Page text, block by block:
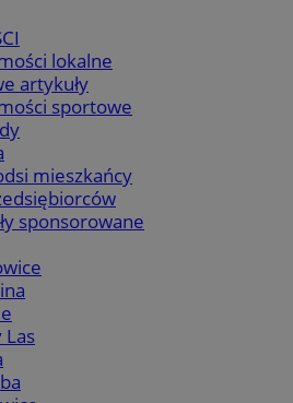
lokalne
artykuły
sportowe
mieszkańcy
sponsorowane
Las